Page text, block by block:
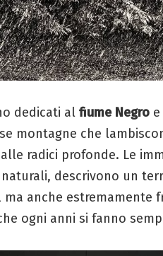
dedicati al fiume Negro
montagne che
radici profonde. Le
descrivono un
anche estremamente
ogni anni si fanno